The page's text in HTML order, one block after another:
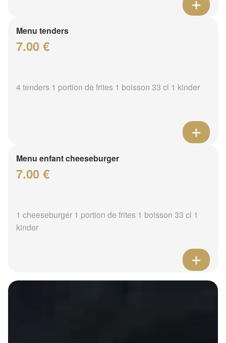
Menu tenders
7.00 €
4 tenders 1 portion de frites 1 boisson 33 cl 1 kinder
Menu enfant cheeseburger
7.00 €
1 cheeseburger 1 portion de frites 1 boisson 33 cl 1
kinder